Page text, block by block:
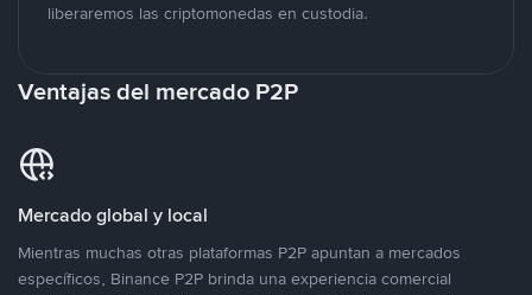
liberaremos las criptomonedas en custodia.
Ventajas del mercado P2P
Mercado global y local
Mientras muchas otras plataformas P2P apuntan a mercados
específicos, Binance P2P brinda una experiencia comercial